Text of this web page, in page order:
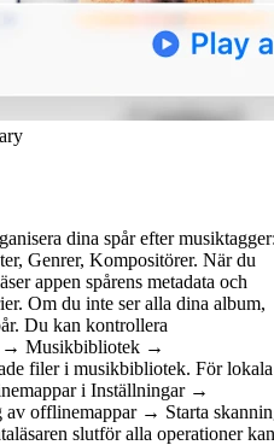
dina spår efter
Genrer, Kompositörer. När du
appen spårens metadata och
Om du inte ser alla dina album,
Du kan kontrollera
→ Musikbibliotek →
filer i musikbibliotek. För lokala
i Inställningar →
offlinemappar → Starta
slutför alla operationer kan